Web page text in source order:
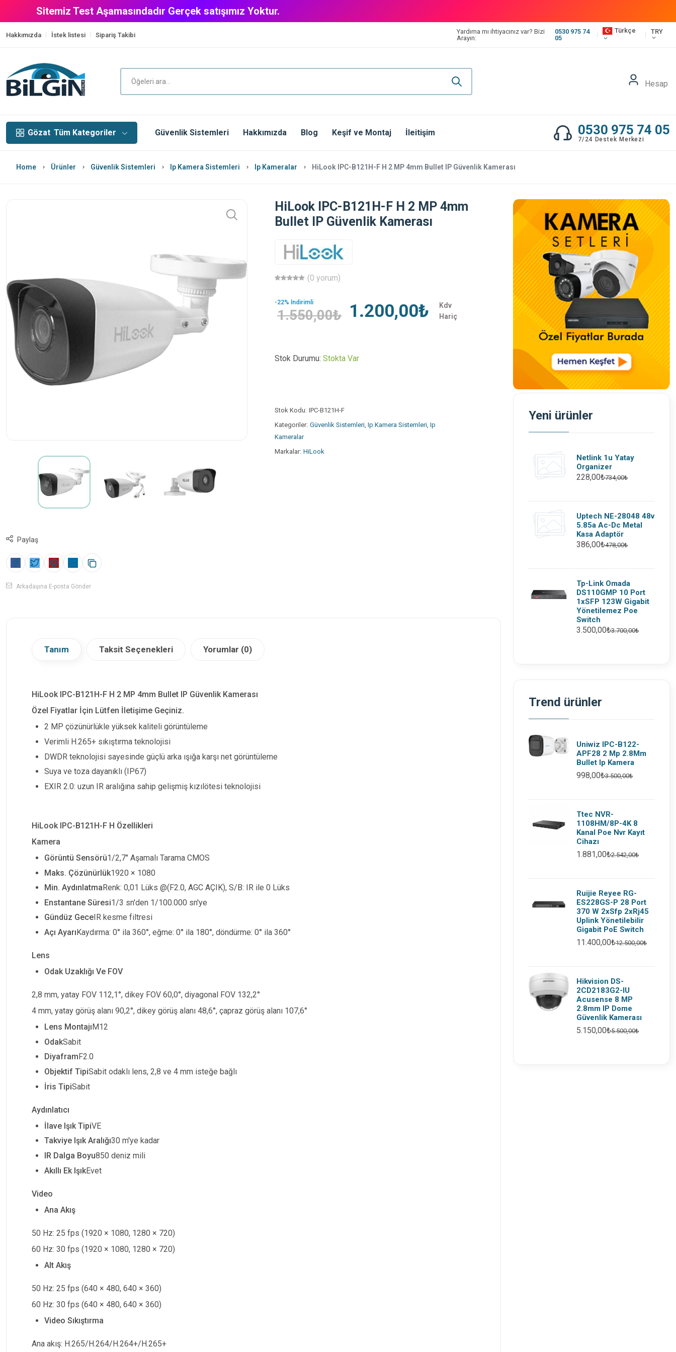
Sitemiz Test Aşamasındadır Gerçek satışımız Yoktur.
Hakkımızda İstek listesi Sipariş Takibi
Yardıma mı ihtiyacınız var? Bizi
Arayın:
0530 975 74
05
Türkçe TRY
Hesap
Gözat Tüm Kategoriler Güvenlik Sistemleri Hakkımızda Blog Keşif ve Montaj İleitişim 0530 975 74 05
7/24 Destek Merkezi
Home Ürünler Güvenlik Sistemleri Ip Kamera Sistemleri Ip Kameralar HiLook IPC-B121H-F H 2 MP 4mm Bullet IP Güvenlik Kamerası
Paylaş
Arkadaşına E-posta Gönder
HiLook IPC-B121H-F H 2 MP 4mm
Bullet IP Güvenlik Kamerası
(0 yorum)
-22% İndirimli
1.550,00₺ 1.200,00₺
Kdv
Hariç
Stok Durumu: Stokta Var
Stok Kodu: IPC-B121H-F
Kategoriler: Güvenlik Sistemleri, Ip Kamera Sistemleri, Ip
Kameralar
Markalar: HiLook
Tanım Taksit Seçenekleri Yorumlar (0)
HiLook IPC-B121H-F H 2 MP 4mm Bullet IP Güvenlik Kamerası
Özel Fiyatlar İçin Lütfen İletişime Geçiniz.
2 MP çözünürlükle yüksek kaliteli görüntüleme
Verimli H.265+ sıkıştırma teknolojisi
DWDR teknolojisi sayesinde güçlü arka ışığa karşı net görüntüleme
Suya ve toza dayanıklı (IP67)
EXIR 2.0: uzun IR aralığına sahip gelişmiş kızılötesi teknolojisi
HiLook IPC-B121H-F H Özellikleri
Kamera
Görüntü Sensörü1/2,7" Aşamalı Tarama CMOS
Maks. Çözünürlük1920 × 1080
Min. Aydınlatma Renk: 0,01 Lüks @(F2.0, AGC AÇIK), S/B: IR ile 0 Lüks
Enstantane Süresi1/3 sn'den 1/100.000 sn'ye
Gündüz Gece IR kesme filtresi
Açı AyarıKaydırma: 0° ila 360°, eğme: 0° ila 180°, döndürme: 0° ila 360°
Lens
Odak Uzaklığı Ve FOV
2,8 mm, yatay FOV 112,1°, dikey FOV 60,0°, diyagonal FOV 132,2°
4 mm, yatay görüş alanı 90,2°, dikey görüş alanı 48,6°, çapraz görüş alanı 107,6°
Lens MontajıM12
OdakSabit
Diyafram F2.0
Objektif TipiSabit odaklı lens, 2,8 ve 4 mm isteğe bağlı
İris TipiSabit
Aydınlatıcı
İlave Işık TipiVE
Takviye Işık Aralığı30 m'ye kadar
IR Dalga Boyu850 deniz mili
Akıllı Ek IşıkEvet
Video
Ana Akış
50 Hz: 25 fps (1920 × 1080, 1280 × 720)
60 Hz: 30 fps (1920 × 1080, 1280 × 720)
Alt Akış
50 Hz: 25 fps (640 × 480, 640 × 360)
60 Hz: 30 fps (640 × 480, 640 × 360)
Video Sıkıştırma
Ana akış: H.265/H.264/H.264+/H.265+
Yeni ürünler
Netlink 1u Yatay
Organizer
228,00₺734,00₺
Uptech NE-28048 48v
5.85a Ac-Dc Metal
Kasa Adaptör
386,00₺478,00₺
Tp-Link Omada
DS110GMP 10 Port
1xSFP 123W Gigabit
Yönetilemez Poe
Switch
3.500,00₺3.700,00₺
Trend ürünler
Uniwiz IPC-B122-
APF28 2 Mp 2.8Mm
Bullet Ip Kamera
998,00₺3.500,00₺
Ttec NVR-
1108HM/8P-4K 8
Kanal Poe Nvr Kayıt
Cihazı
1.881,00₺2.542,00₺
Ruijie Reyee RG-
ES228GS-P 28 Port
370 W 2xSfp 2xRj45
Uplink Yönetilebilir
Gigabit PoE Switch
11.400,00₺12.500,00₺
Hikvision DS-
2CD2183G2-IU
Acusense 8 MP
2.8mm IP Dome
Güvenlik Kamerası
5.150,00₺5.500,00₺